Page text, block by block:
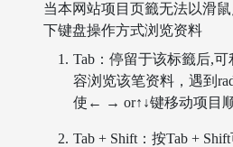
行动朝阳APP
当本网站项目页籤无法以滑
下键盘操作方式浏览资料
Tab：停留于该标籤后,可
容浏览该笔资料，遇到
使← → or↑↓键移动项目顺
Tab + Shift：按Tab +